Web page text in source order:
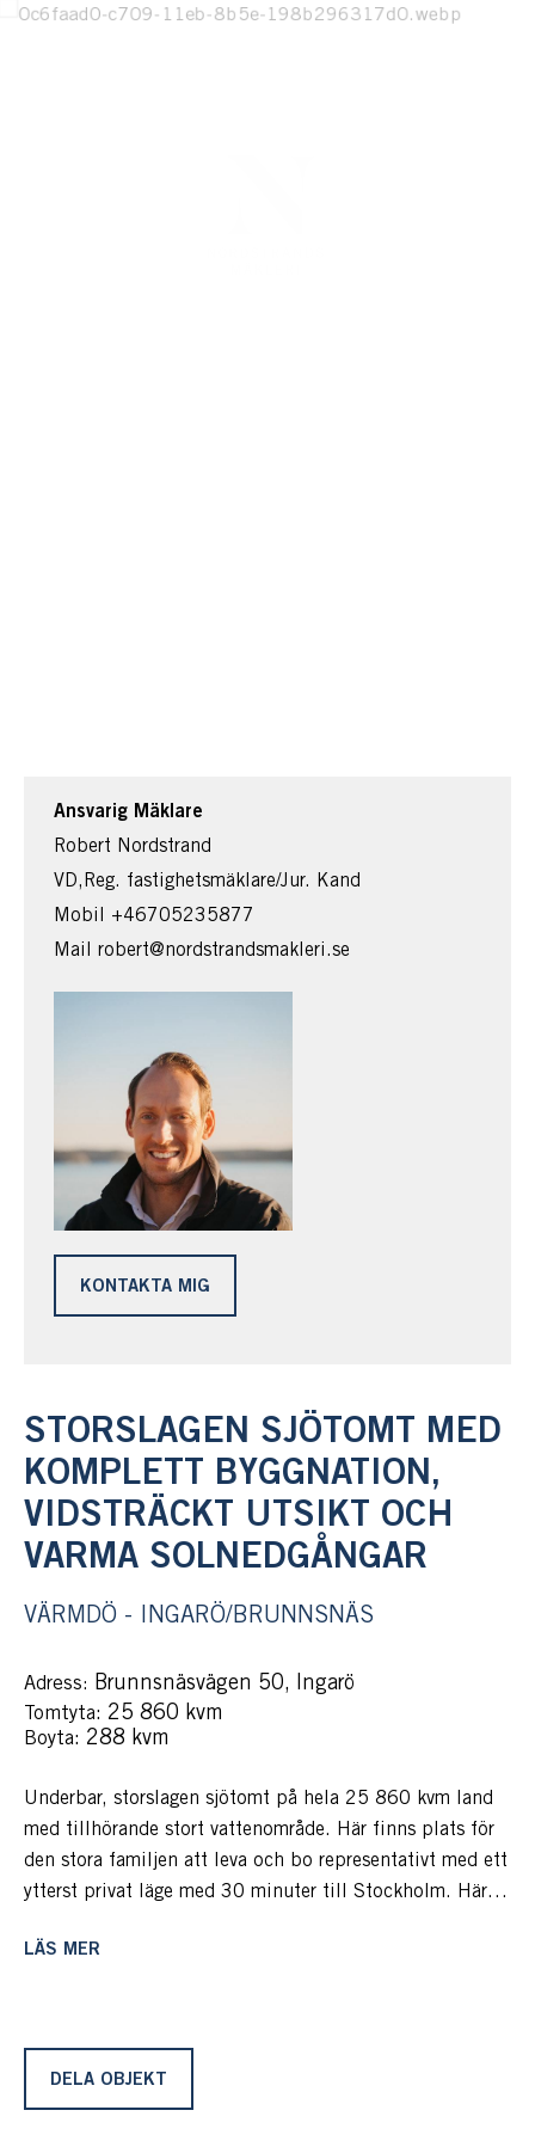
STORSLAGEN SJÖTOMT MED
KOMPLETT BYGGNATION,
VIDSTRÄCKT UTSIKT OCH
VARMA SOLNEDGÅNGAR
VÄRMDÖ - INGARÖ/BRUNNSNÄS
Adress: Brunnsnäsvägen 50, Ingarö
Tomtyta: 25 860 kvm
Boyta: 288 kvm
Underbar, storslagen sjötomt på hela 25 860 kvm land
med tillhörande stort vattenområde. Här finns plats för
den stora familjen att leva och bo representativt med ett
ytterst privat läge med 30 minuter till Stockholm. Här
kompletta byggnationen med gedigen herrgårdsvilla i två
en stor brygganläggning, sandstrand och klipphällar.
Vi befinner oss på Ingarös nordvästra udde och här ligger
LÄS MER
DELA OBJEKT
KONTAKTA MIG
Ansvarig Mäklare
Robert Nordstrand
VD,Reg. fastighetsmäklare/Jur. Kand
Mobil +46705235877
Mail robert@nordstrandsmakleri.se